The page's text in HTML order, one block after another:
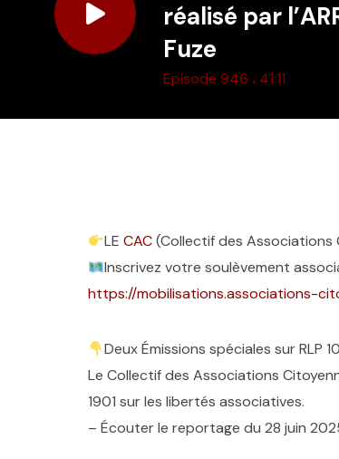
réalisé par
Fuze
Episode 946 . 41:11
LECAC(Collectif des Associations
Inscrivez votre soulèvement
https://mobilisations.associations-
Deux Émissions spéciales sur RLP
Le Collectif des Associations
1901 sur les libertés associatives.
– Écouter le reportage du 28 juin